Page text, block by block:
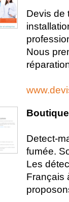
Devis de
Nous
Detect-
fumée.
Les
Français